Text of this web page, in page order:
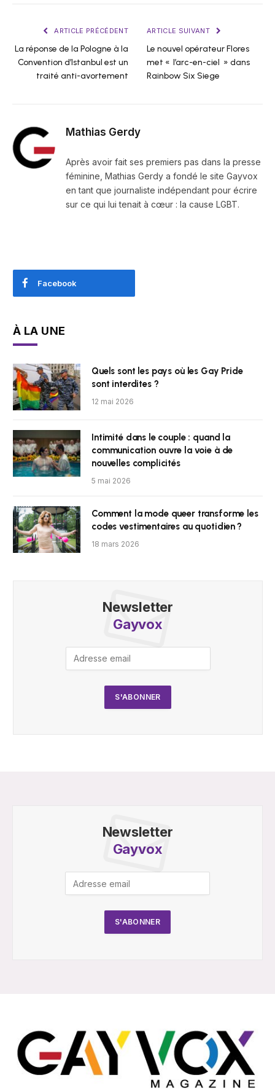
ARTICLE PRÉCÉDENT
La réponse de la Pologne à la
Convention d’Istanbul est un
traité anti-avortement
ARTICLE SUIVANT
Le nouvel opérateur Flores
met « l’arc-en-ciel » dans
Rainbow Six Siege
Mathias Gerdy
Après avoir fait ses premiers pas dans la presse
féminine, Mathias Gerdy a fondé le site Gayvox
en tant que journaliste indépendant pour écrire
sur ce qui lui tenait à cœur : la cause LGBT.
Facebook
À LA UNE
Quels sont les pays où les Gay Pride
sont interdites ?
12 mai 2026
Intimité dans le couple : quand la
communication ouvre la voie à de
nouvelles complicités
5 mai 2026
Comment la mode queer transforme les
codes vestimentaires au quotidien ?
18 mars 2026
Newsletter
Gayvox
Newsletter
Gayvox